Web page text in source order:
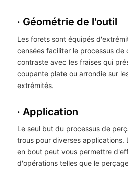
· Géométrie de l'outil
Les forets sont équipés
censées faciliter le processus de
contraste avec les fraises qui
coupante plate ou arrondie sur
extrémités.
· Application
Le seul but du processus de
trous pour diverses applications.
en bout peut vous permettre
d'opérations telles que le